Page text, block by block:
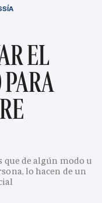
EL
que de algún modo u
lo hacen de un